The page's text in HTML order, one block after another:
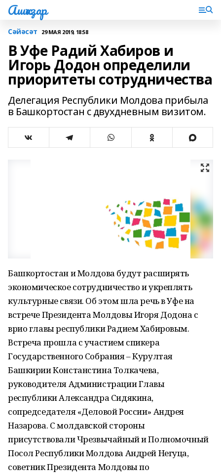
Ашҡаҙар
Сәйәсәт 29 МАЯ 2019, 18:58
В Уфе Радий Хабиров и
Игорь Додон определили
приоритеты сотрудничества
Делегация Республики Молдова прибыла
в Башкортостан с двухдневным визитом.
Башкортостан и Молдова будут расширять
экономическое сотрудничество и укреплять
культурные связи. Об этом шла речь в Уфе на
встрече Президента Молдовы Игоря Додона с
врио главы республики Радием Хабировым.
Встреча прошла с участием спикера
Государственного Собрания – Курултая
Башкирии Констанстина Толкачева,
руководителя Администрации Главы
республики Александра Сидякина,
сопредседателя «Деловой России» Андрея
Назарова. С молдавской стороны
присутствовали Чрезвычайный и Полномочный
Посол Республики Молдова Андрей Негуца,
советник Президента Молдовы по